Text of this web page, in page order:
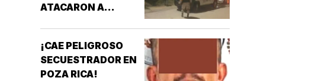
ATACARON A
COLONIA DE
COATZACOALCOS
¡CAE PELIGROSO
SECUESTRADOR EN
POZA RICA!